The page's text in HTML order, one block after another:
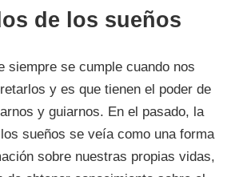
de los sueños
siempre se cumple cuando nos
y es que tienen el poder de
y guiarnos. En el pasado, la
sueños se veía como una forma
sobre nuestras propias vidas,